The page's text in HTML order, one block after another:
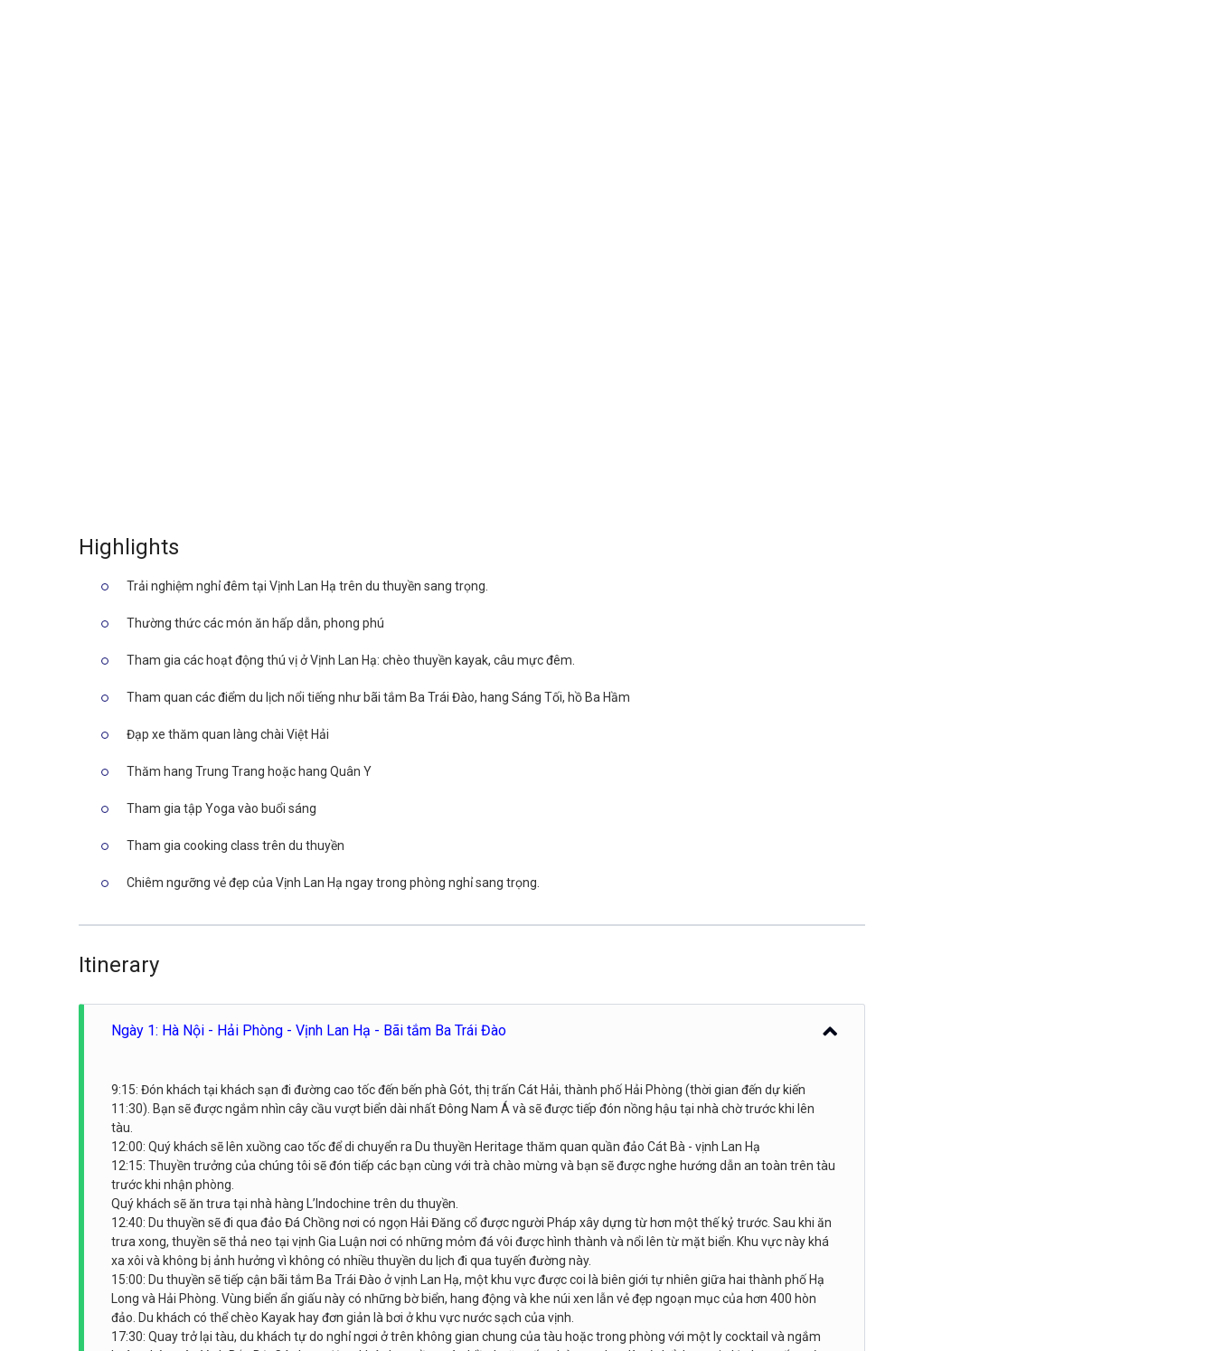
Highlights
Trải nghiệm nghỉ đêm tại Vịnh Lan Hạ trên du thuyền sang trọng.
Thường thức các món ăn hấp dẫn, phong phú
Tham gia các hoạt động thú vị ở Vịnh Lan Hạ: chèo thuyền kayak, câu mực đêm.
Tham quan các điểm du lịch nổi tiếng như bãi tắm Ba Trái Đào, hang Sáng Tối, hồ Ba Hầm
Đạp xe thăm quan làng chài Việt Hải
Thăm hang Trung Trang hoặc hang Quân Y
Tham gia tập Yoga vào buổi sáng
Tham gia cooking class trên du thuyền
Chiêm ngưỡng vẻ đẹp của Vịnh Lan Hạ ngay trong phòng nghỉ sang trọng.
Itinerary
Ngày 1: Hà Nội - Hải Phòng - Vịnh Lan Hạ - Bãi tắm Ba Trái Đào
9:15: Đón khách tại khách sạn đi đường cao tốc đến bến phà Gót, thị trấn Cát Hải, thành phố Hải Phòng (thời gian đến dự kiến
11:30). Bạn sẽ được ngắm nhìn cây cầu vượt biển dài nhất Đông Nam Á và sẽ được tiếp đón nồng hậu tại nhà chờ trước khi lên
tàu.
12:00: Quý khách sẽ lên xuồng cao tốc để di chuyển ra Du thuyền Heritage thăm quan quần đảo Cát Bà - vịnh Lan Hạ
12:15: Thuyền trưởng của chúng tôi sẽ đón tiếp các bạn cùng với trà chào mừng và bạn sẽ được nghe hướng dẫn an toàn trên tàu
trước khi nhận phòng.
Quý khách sẽ ăn trưa tại nhà hàng L’Indochine trên du thuyền.
12:40: Du thuyền sẽ đi qua đảo Đá Chồng nơi có ngọn Hải Đăng cổ được người Pháp xây dựng từ hơn một thế kỷ trước. Sau khi ăn
trưa xong, thuyền sẽ thả neo tại vịnh Gia Luận nơi có những mỏm đá vôi được hình thành và nổi lên từ mặt biển. Khu vực này khá
xa xôi và không bị ảnh hưởng vì không có nhiều thuyền du lịch đi qua tuyến đường này.
15:00: Du thuyền sẽ tiếp cận bãi tắm Ba Trái Đào ở vịnh Lan Hạ, một khu vực được coi là biên giới tự nhiên giữa hai thành phố Hạ
Long và Hải Phòng. Vùng biển ẩn giấu này có những bờ biển, hang động và khe núi xen lẫn vẻ đẹp ngoạn mục của hơn 400 hòn
đảo. Du khách có thể chèo Kayak hay đơn giản là bơi ở khu vực nước sạch của vịnh.
17:30: Quay trở lại tàu, du khách tự do nghỉ ngơi ở trên không gian chung của tàu hoặc trong phòng với một ly cocktail và ngắm